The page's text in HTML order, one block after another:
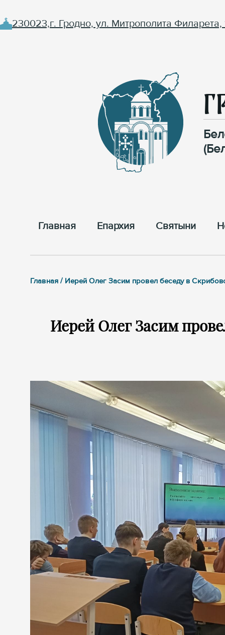
230023,г. Гродно, ул. Митрополита Филарета,
Главная Епархия Cвятыни
Главная / Иерей Олег Засим провел беседу в
Иерей Олег Засим